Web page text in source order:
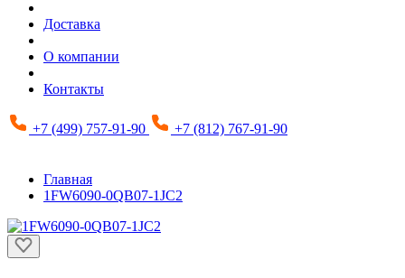
Доставка
О компании
Контакты
+7 (499) 757-91-90 +7 (812) 767-91-90
Главная
1FW6090-0QB07-1JC2